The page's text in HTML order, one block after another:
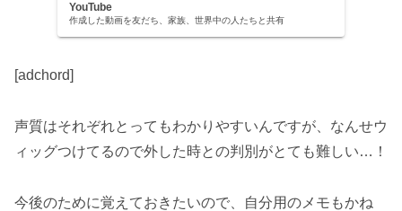
YouTube
作成した動画を友だち、家族、世界中の人たちと共有
[adchord]
声質はそれぞれとってもわかりやすいんですが、なんせウ
ィッグつけてるので外した時との判別がとても難しい…！
今後のために覚えておきたいので、自分用のメモもかね